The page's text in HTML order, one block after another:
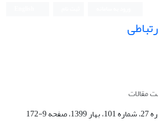
مقالات
صفحه 9-172